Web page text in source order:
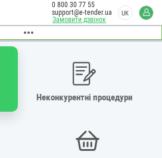
Замовити дзвінок
0 800 30 77 55
support@e-tender.ua
UK
Неконкурентні процедури